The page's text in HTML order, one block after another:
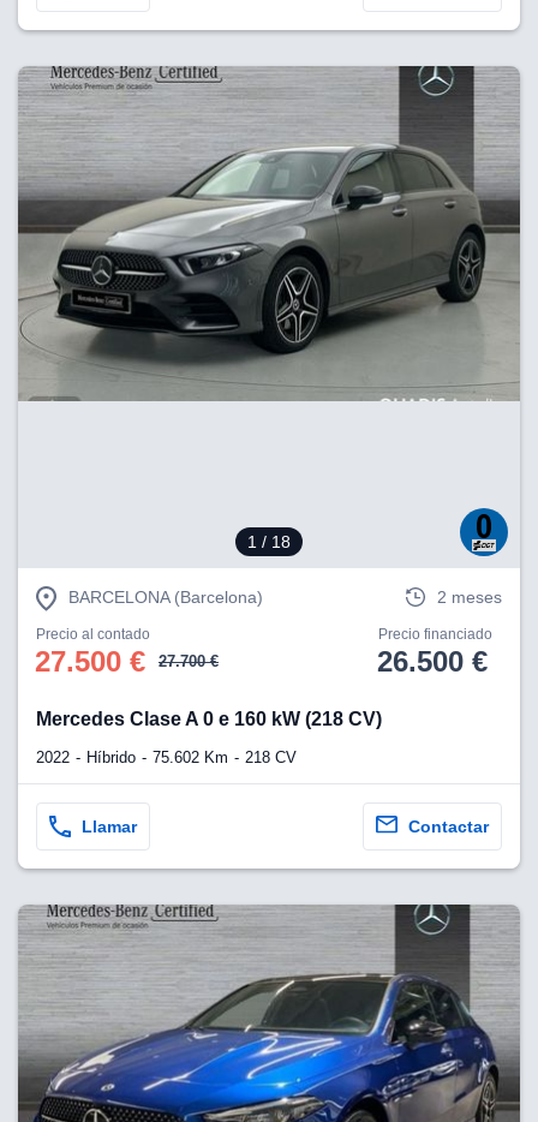
1 / 18
BARCELONA (Barcelona) 2 meses
Precio al contado
27.500 € 27.700 €
Precio financiado
26.500 €
Mercedes Clase A 0 e 160 kW (218 CV)
2022 Híbrido 75.602 Km 218 CV
Llamar Contactar